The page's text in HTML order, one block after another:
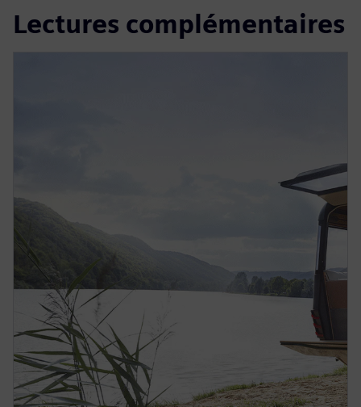
Lectures complémentaires